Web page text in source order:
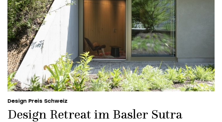
Design Preis Schweiz
Design Retreat im Basler Sutra